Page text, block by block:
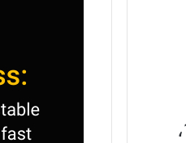
نوعية الحرفاء واحتياجاتهم . واحدث البنك التونسي للتضامن سنة 1997،